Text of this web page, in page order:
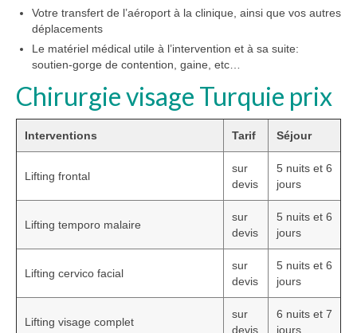
Votre transfert de l’aéroport à la clinique, ainsi que vos autres
déplacements
Le matériel médical utile à l’intervention et à sa suite:
soutien-gorge de contention, gaine, etc…
Chirurgie visage Turquie prix
Interventions Tarif Séjour
Lifting frontal
sur
devis
5 nuits et 6
jours
Lifting temporo malaire
sur
devis
5 nuits et 6
jours
Lifting cervico facial
sur
devis
5 nuits et 6
jours
Lifting visage complet
sur
devis
6 nuits et 7
jours